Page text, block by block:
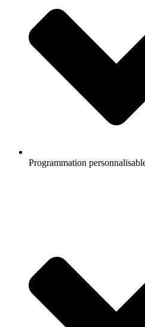
Programmation